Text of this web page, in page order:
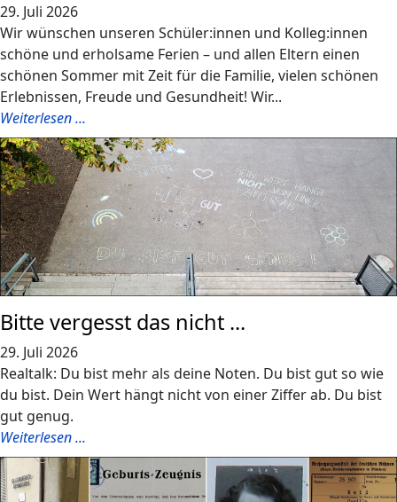
29. Juli 2026
Wir wünschen unseren Schüler:innen und Kolleg:innen
schöne und erholsame Ferien – und allen Eltern einen
schönen Sommer mit Zeit für die Familie, vielen schönen
Erlebnissen, Freude und Gesundheit! Wir...
Weiterlesen ...
Bitte vergesst das nicht ...
29. Juli 2026
Realtalk: Du bist mehr als deine Noten. Du bist gut so wie
du bist. Dein Wert hängt nicht von einer Ziffer ab. Du bist
gut genug.
Weiterlesen ...